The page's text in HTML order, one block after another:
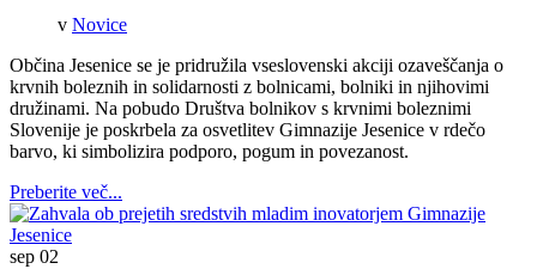
v Novice
Občina Jesenice se je pridružila vseslovenski akciji ozaveščanja o
krvnih boleznih in solidarnosti z bolnicami, bolniki in njihovimi
družinami. Na pobudo Društva bolnikov s krvnimi boleznimi
Slovenije je poskrbela za osvetlitev Gimnazije Jesenice v rdečo
barvo, ki simbolizira podporo, pogum in povezanost.
Preberite več...
sep 02